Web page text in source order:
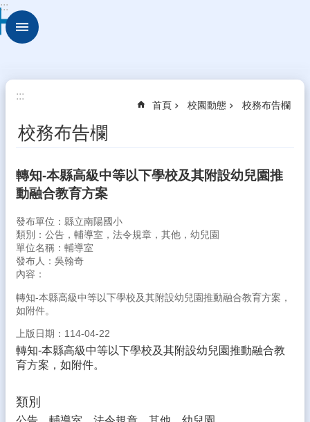
跳到主要內容區塊
進
校
動
態
識
本
行
政
處
室
學
生
專
區
校
成
果
:::
:::
首頁 校園動態 校務布告欄
校務布告欄
轉知-本縣高級中等以下學校及其附設幼兒園推
動融合教育方案
發布單位：縣立南陽國小
類別：公告，輔導室，法令規章，其他，幼兒園
單位名稱：輔導室
發布人：吳翰奇
內容：
轉知-本縣高級中等以下學校及其附設幼兒園推動融合教育方案，
如附件。
上版日期：114-04-22
轉知-本縣高級中等以下學校及其附設幼兒園推動融合教
育方案，如附件。
類別